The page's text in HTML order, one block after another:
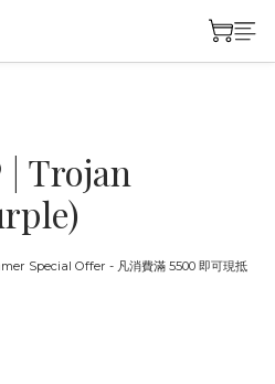
Trojan
Special Offer - 凡消費滿 5500 即可現抵